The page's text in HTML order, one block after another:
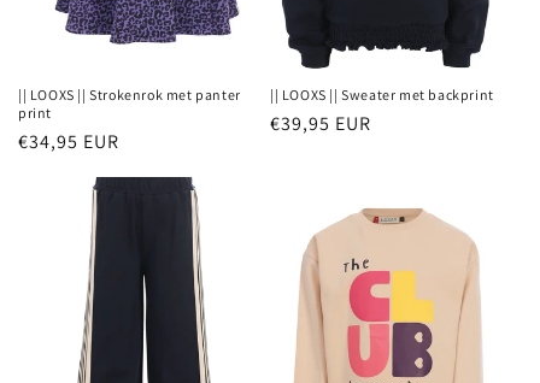
|| LOOXS || Strokenrok met panter
print
Normale
€34,95 EUR
|| LOOXS || Sweater met backprint
Normale
€39,95 EUR